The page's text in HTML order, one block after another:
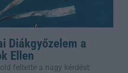
Diákgyőzelem a
Ellen
feltette a nagy kérdést: